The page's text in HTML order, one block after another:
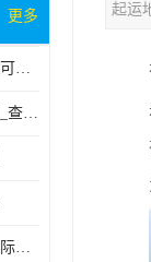
更多
电池可以邮寄到国外电池可以发国际物流手机电池可以邮寄到国外
杭州到英语国际快递公司_查国际快递
为什么黑色口罩不能发国际快递 国际寄口罩快递需要填写信息
起运